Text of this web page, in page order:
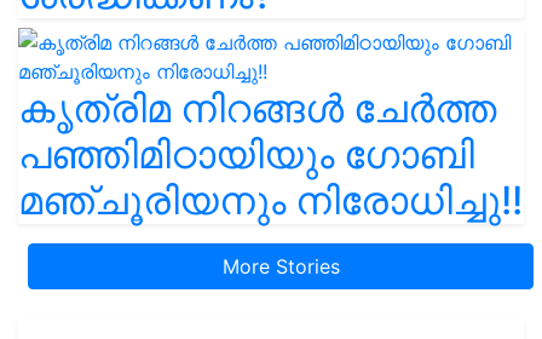
കൃത്രിമ നിറങ്ങൾ ചേർത്ത
പഞ്ഞിമിഠായിയും ഗോബി
മഞ്ചൂരിയനും നിരോധിച്ചു!!
More Stories